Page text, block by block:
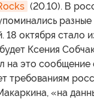
(20.10). В
октября стало
Ксения
это сообщение
требованиям
«на